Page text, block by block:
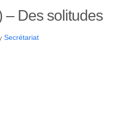
– Des solitudes
Secrétariat